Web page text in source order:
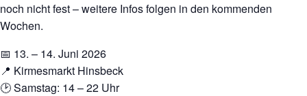
noch nicht fest – weitere Infos folgen in den kommenden
Wochen.
📅 13. – 14. Juni 2026
📍 Kirmesmarkt Hinsbeck
🕑 Samstag: 14 – 22 Uhr